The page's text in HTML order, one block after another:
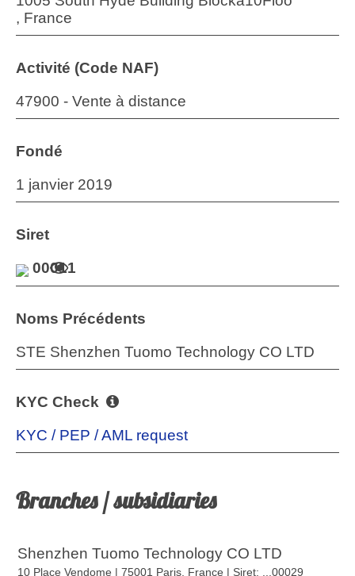
, France
Activité (Code NAF)
47900 - Vente à distance
Fondé
1 janvier 2019
Siret
00011
Noms Précédents
STE Shenzhen Tuomo Technology CO LTD
KYC Check
KYC / PEP / AML request
Branches / subsidiaries
Shenzhen Tuomo Technology CO LTD
10 Place Vendome | 75001 Paris, France | Siret: ...00029